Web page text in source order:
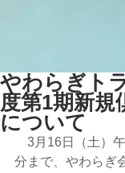
やわらぎト
度第1期新規
について
3月16日（土）
分まで、やわらぎ